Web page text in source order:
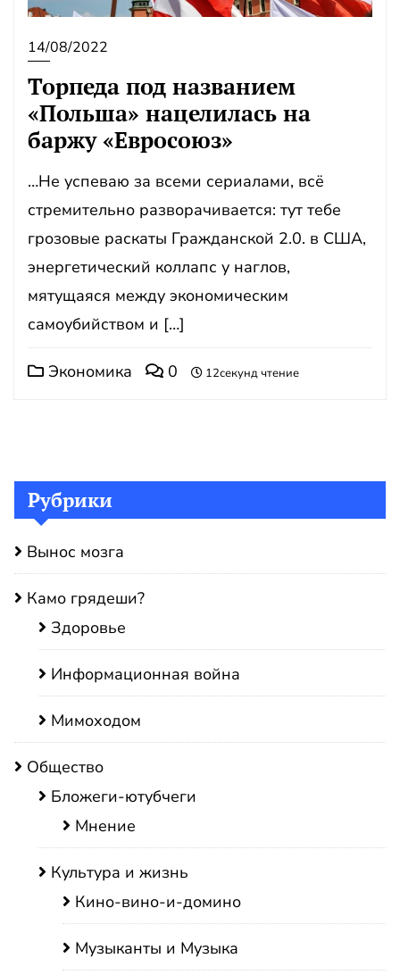
14/08/2022
Торпеда под названием
«Польша» нацелилась на
баржу «Евросоюз»
…Не успеваю за всеми сериалами, всё
стремительно разворачивается: тут тебе
грозовые раскаты Гражданской 2.0. в США,
энергетический коллапс у наглов,
мятущаяся между экономическим
самоубийством и […]
Экономика 0 12секунд чтение
Рубрики
Вынос мозга
Камо грядеши?
Здоровье
Информационная война
Мимоходом
Общество
Бложеги-ютубчеги
Мнение
Культура и жизнь
Кино-вино-и-домино
Музыканты и Музыка